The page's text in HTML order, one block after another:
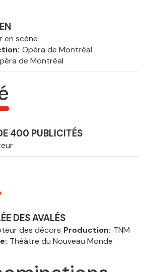
en scène
Opéra de Montréal
de Montréal
400 PUBLICITÉS
DES AVALÉS
des décors Production TNM
Théâtre du Nouveau Monde